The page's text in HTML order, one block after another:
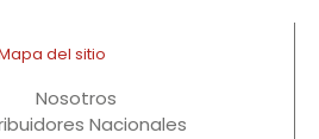
del sitio
Nosotros
Nacionales